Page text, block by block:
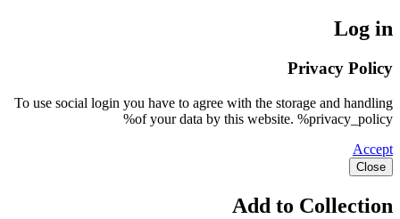
Log in
Privacy Policy
To use social login you have to agree with the storage and handling
of your data by this website. %privacy_policy%
Accept
Close
Add to Collection